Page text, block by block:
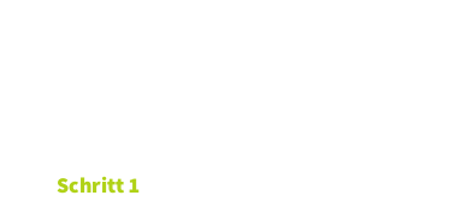
Schritt 1